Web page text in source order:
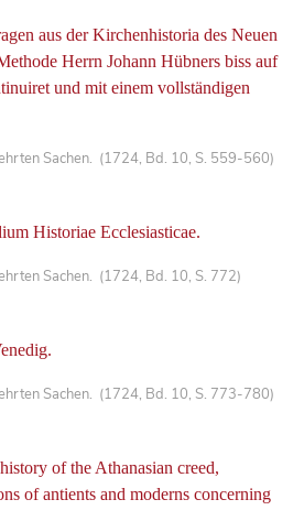
aus der Kirchenhistoria des Neuen
Herrn Johann Hübners biss auf
und mit einem vollständigen
Sachen. (1724, Bd. 10, S. 559-560)
Historiae Ecclesiasticae.
Sachen. (1724, Bd. 10, S. 772)
Sachen. (1724, Bd. 10, S. 773-780)
of the Athanasian creed,
of antients and moderns concerning